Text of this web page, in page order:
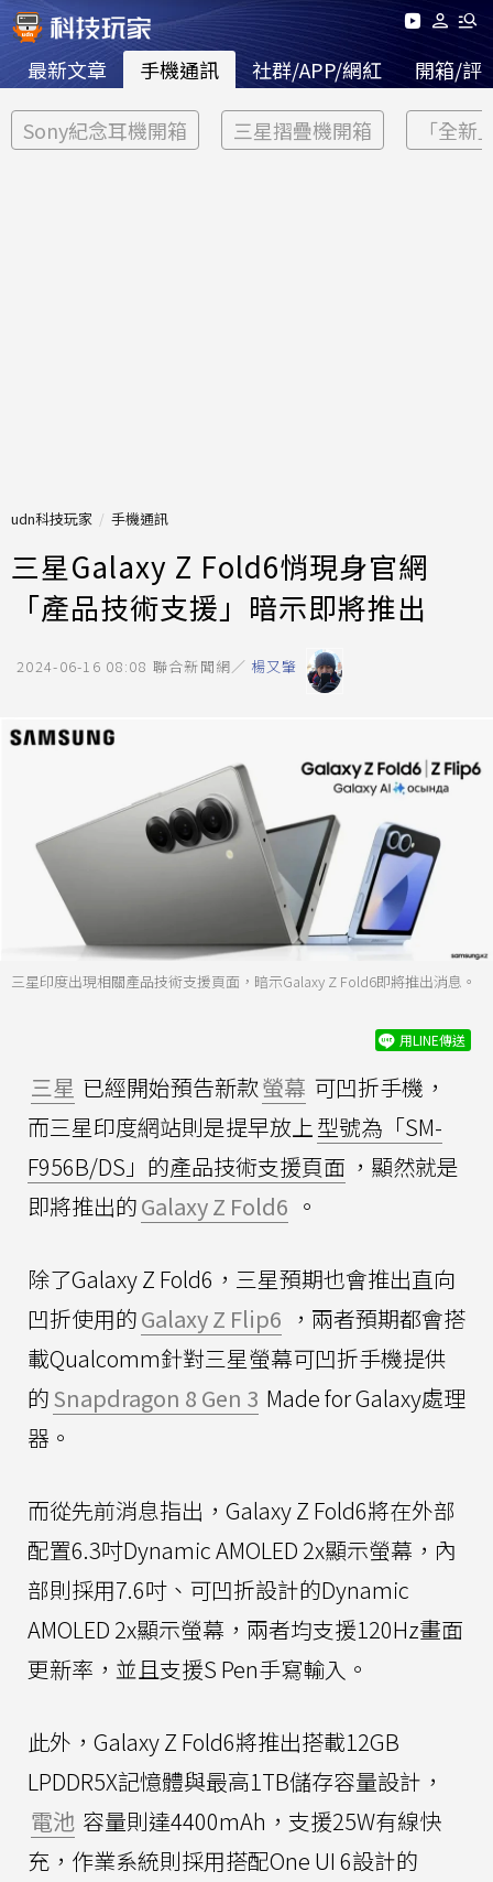
最新文章 手機通訊 社群/APP/網紅 開箱/評
Sony紀念耳機開箱 三星摺疊機開箱 「全新
udn科技玩家 手機通訊
三星Galaxy Z Fold6悄現身官網
「產品技術支援」暗示即將推出
2024-06-16 08:08 聯合新聞網／ 楊又肇
三星印度出現相關產品技術支援頁面，暗示Galaxy Z Fold6即將推出消息。
用LINE傳送
三星 已經開始預告新款螢幕 可凹折手機，
而三星印度網站則是提早放上 型號為「SM-
F956B/DS」的產品技術支援頁面 ，顯然就是
即將推出的Galaxy Z Fold6 。
除了Galaxy Z Fold6，三星預期也會推出直向
凹折使用的Galaxy Z Flip6 ，兩者預期都會搭
載Qualcomm針對三星螢幕可凹折手機提供
的Snapdragon 8 Gen 3 Made for Galaxy處理
器。
而從先前消息指出，Galaxy Z Fold6將在外部
配置6.3吋Dynamic AMOLED 2x顯示螢幕，內
部則採用7.6吋、可凹折設計的Dynamic
AMOLED 2x顯示螢幕，兩者均支援120Hz畫面
更新率，並且支援S Pen手寫輸入。
此外，Galaxy Z Fold6將推出搭載12GB
LPDDR5X記憶體與最高1TB儲存容量設計，
電池 容量則達4400mAh，支援25W有線快
充，作業系統則採用搭配One UI 6設計的